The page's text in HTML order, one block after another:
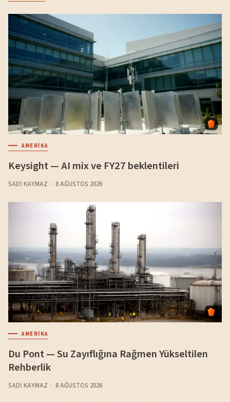
AMERIKA
Keysight — AI mix ve FY27 beklentileri
SADI KAYMAZ 8 AĞUSTOS 2026
AMERIKA
Du Pont — Su Zayıflığına Rağmen Yükseltilen
Rehberlik
SADI KAYMAZ 8 AĞUSTOS 2026